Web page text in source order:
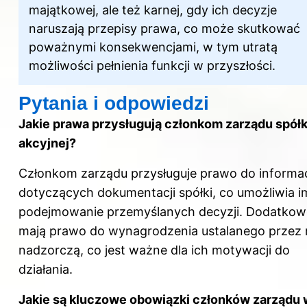
majątkowej, ale też karnej, gdy ich decyzje
naruszają przepisy prawa, co może skutkować
poważnymi konsekwencjami, w tym utratą
możliwości pełnienia funkcji w przyszłości.
Pytania i odpowiedzi
Jakie prawa przysługują członkom zarządu
akcyjnej?
Członkom zarządu przysługuje prawo do
dotyczących dokumentacji spółki, co umożliwia
podejmowanie przemyślanych decyzji.
mają prawo do wynagrodzenia ustalanego przez
nadzorczą, co jest ważne dla ich motywacji do
działania.
Jakie są kluczowe obowiązki członków zarządu